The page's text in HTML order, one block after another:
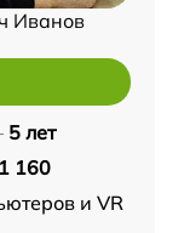
Иванов
5 лет
1 160
и VR